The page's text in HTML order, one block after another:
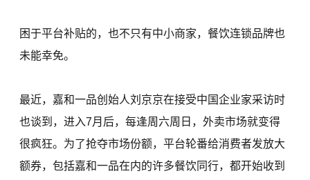
困于平台补贴的，也不只有中小商家，餐饮连锁品牌也
未能幸免。
最近，嘉和一品创始人刘京京在接受中国企业家采访时
也谈到，进入7月后，每逢周六周日，外卖市场就变得
很疯狂。为了抢夺市场份额，平台轮番给消费者发放大
额券，包括嘉和一品在内的许多餐饮同行，都开始收到